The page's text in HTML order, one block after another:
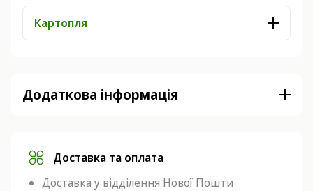
Картопля
Додаткова інформація
Доставка та оплата
Доставка у відділення Нової Пошти